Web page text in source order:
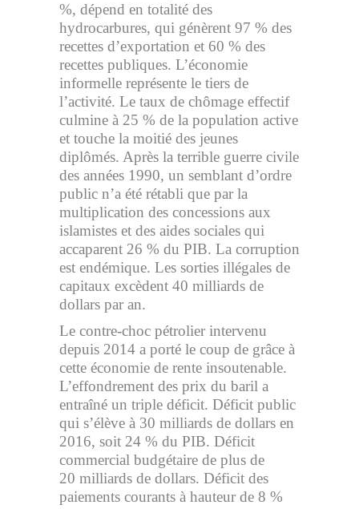
%, dépend en totalité des
hydrocarbures, qui génèrent 97 % des
recettes d’exportation et 60 % des
recettes publiques. L’économie
informelle représente le tiers de
l’activité. Le taux de chômage effectif
culmine à 25 % de la population active
et touche la moitié des jeunes
diplômés. Après la terrible guerre civile
des années 1990, un semblant d’ordre
public n’a été rétabli que par la
multiplication des concessions aux
islamistes et des aides sociales qui
accaparent 26 % du PIB. La corruption
est endémique. Les sorties illégales de
capitaux excèdent 40 milliards de
dollars par an.
Le contre-choc pétrolier intervenu
depuis 2014 a porté le coup de grâce à
cette économie de rente insoutenable.
L’effondrement des prix du baril a
entraîné un triple déficit. Déficit public
qui s’élève à 30 milliards de dollars en
2016, soit 24 % du PIB. Déficit
commercial budgétaire de plus de
20 milliards de dollars. Déficit des
paiements courants à hauteur de 8 %